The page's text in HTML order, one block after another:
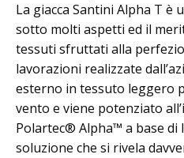
La giacca Santini Alpha T
sotto molti aspetti ed il
tessuti sfruttati alla
lavorazioni realizzate
esterno in tessuto leggero
vento e viene potenziato
Polartec® Alpha™ a base di
soluzione che si rivela